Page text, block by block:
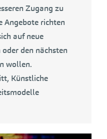
Zugang zu
Angebote richten
auf neue
den nächsten
wollen.
Künstliche